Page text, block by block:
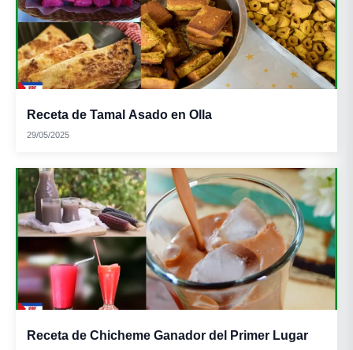
Receta de Tamal Asado en Olla
29/05/2025
Receta de Chicheme Ganador del Primer Lugar